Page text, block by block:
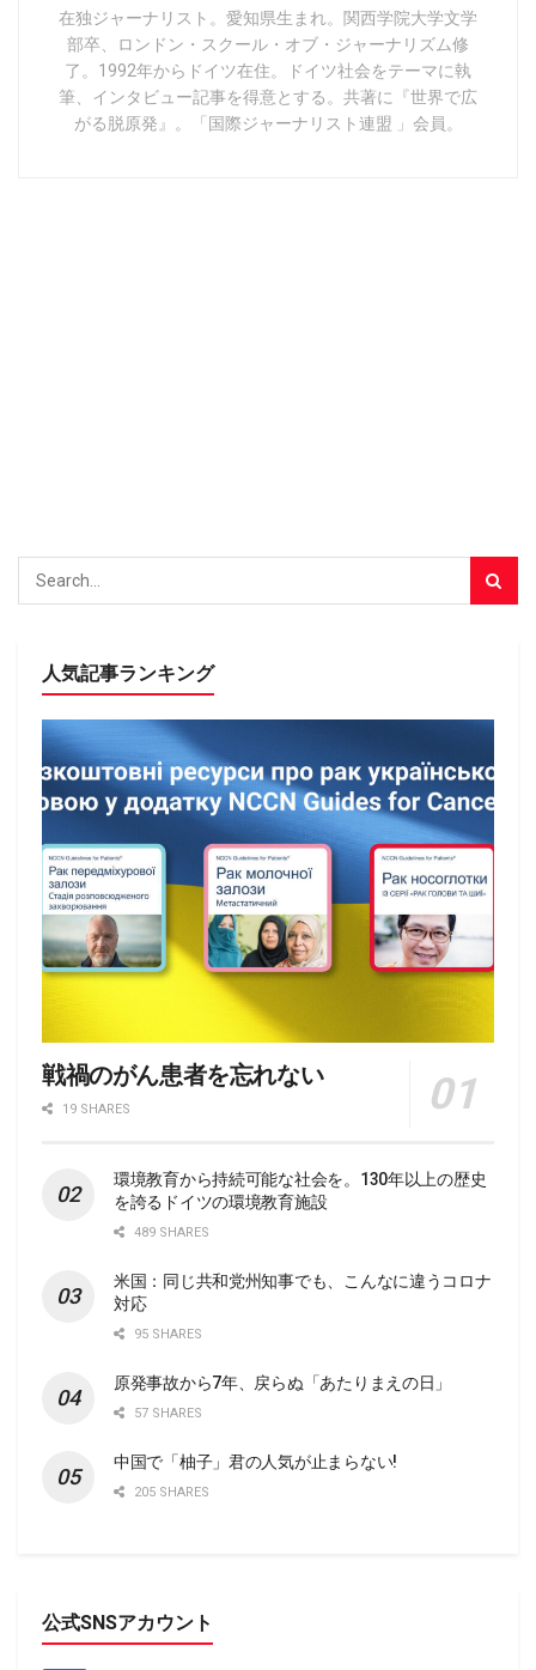
在独ジャーナリスト。愛知県生まれ。関西学院大学文学
部卒、ロンドン・スクール・オブ・ジャーナリズム修
了。1992年からドイツ在住。ドイツ社会をテーマに執
筆、インタビュー記事を得意とする。共著に『世界で広
がる脱原発』。「国際ジャーナリスト連盟 」会員。
人気記事ランキング
戦禍のがん患者を忘れない
19 SHARES
環境教育から持続可能な社会を。130年以上の歴史
を誇るドイツの環境教育施設
489 SHARES
米国：同じ共和党州知事でも、こんなに違うコロナ
対応
95 SHARES
原発事故から7年、戻らぬ「あたりまえの日」
57 SHARES
中国で「柚子」君の人気が止まらない!
205 SHARES
公式SNSアカウント